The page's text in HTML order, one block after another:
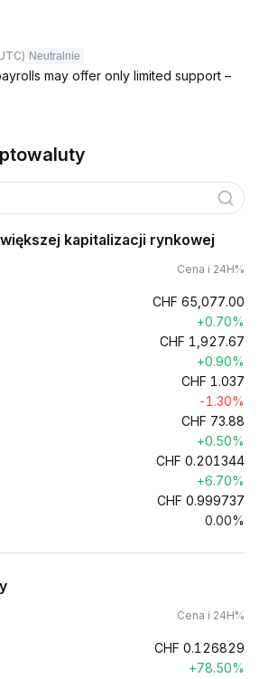
Neutralnie
may offer only limited support –
kapitalizacji rynkowej
Cena i 24H%
CHF 65,077.00
+0.70%
CHF 1,927.67
+0.90%
CHF 1.037
-1.30%
CHF 73.88
+0.50%
CHF 0.201344
+6.70%
CHF 0.999737
0.00%
Cena i 24H%
CHF 0.126829
+78.50%